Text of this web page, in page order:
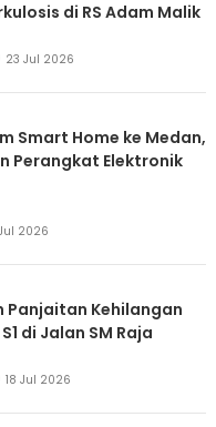
di RS Adam Malik
23 Jul 2026
Smart Home ke Medan,
Perangkat Elektronik
2026
Panjaitan Kehilangan
di Jalan SM Raja
18 Jul 2026